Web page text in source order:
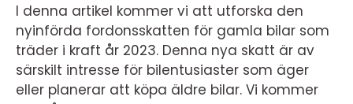
I denna artikel kommer vi att utforska den
nyinförda fordonsskatten för gamla bilar som
träder i kraft år 2023. Denna nya skatt är av
särskilt intresse för bilentusiaster som äger
eller planerar att köpa äldre bilar. Vi kommer